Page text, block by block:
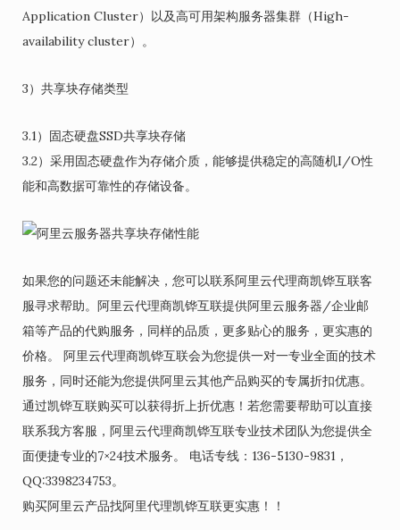
Application Cluster）以及高可用架构服务器集群（High-
availability cluster）。
3）共享块存储类型
3.1）固态硬盘SSD共享块存储
3.2）采用固态硬盘作为存储介质，能够提供稳定的高随机I/O性
能和高数据可靠性的存储设备。
如果您的问题还未能解决，您可以联系阿里云代理商凯铧互联客
服寻求帮助。阿里云代理商凯铧互联提供阿里云服务器/企业邮
箱等产品的代购服务，同样的品质，更多贴心的服务，更实惠的
价格。 阿里云代理商凯铧互联会为您提供一对一专业全面的技术
服务，同时还能为您提供阿里云其他产品购买的专属折扣优惠。
通过凯铧互联购买可以获得折上折优惠！若您需要帮助可以直接
联系我方客服，阿里云代理商凯铧互联专业技术团队为您提供全
面便捷专业的7×24技术服务。 电话专线：136-5130-9831，
QQ:3398234753。
购买阿里云产品找阿里代理凯铧互联更实惠！！